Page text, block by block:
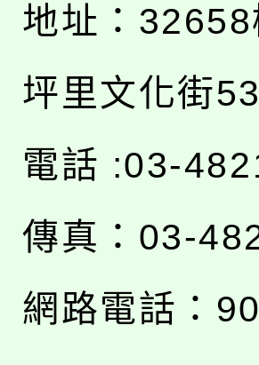
地址： 32658
坪里文化街
電話 :03-
傳真：03-
網路電話：